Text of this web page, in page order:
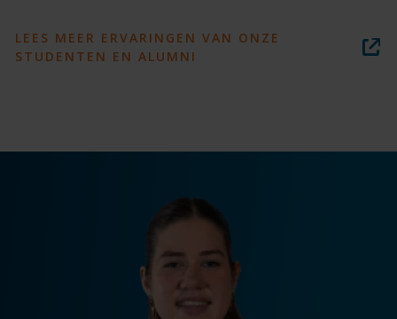
LEES MEER ERVARINGEN VAN ONZE
STUDENTEN EN ALUMNI